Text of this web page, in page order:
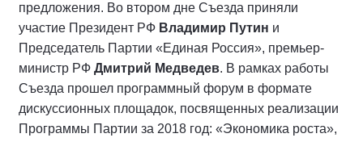
предложения. Во втором дне Съезда приняли
участие Президент РФ Владимир Путин и
Председатель Партии «Единая Россия», премьер-
министр РФ Дмитрий Медведев. В рамках работы
Съезда прошел программный форум в формате
дискуссионных площадок, посвященных реализации
Программы Партии за 2018 год: «Экономика роста»,